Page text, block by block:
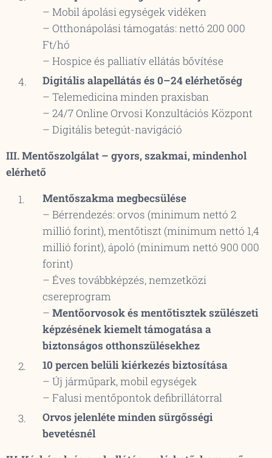
– Mobil ápolási egységek vidéken
– Otthonápolási támogatás: nettó 200 000
Ft/hó
– Hospice és palliatív ellátás bővítése
Digitális alapellátás és 0–24 elérhetőség
– Telemedicina minden praxisban
– 24/7 Online Orvosi Konzultációs Központ
– Digitális betegút-navigáció
III. Mentőszolgálat – gyors, szakmai, mindenhol
elérhető
Mentőszakma megbecsülése
– Bérrendezés: orvos (minimum nettó 2
millió forint), mentőtiszt (minimum nettó 1,4
millió forint), ápoló (minimum nettó 900 000
forint)
– Éves továbbképzés, nemzetközi
csereprogram
– Mentőorvosok és mentőtisztek szülészeti
képzésének kiemelt támogatása a
biztonságos otthonszülésekhez
10 percen belüli kiérkezés biztosítása
– Új járműpark, mobil egységek
– Falusi mentőpontok defibrillátorral
Orvos jelenléte minden sürgősségi
bevetésnél